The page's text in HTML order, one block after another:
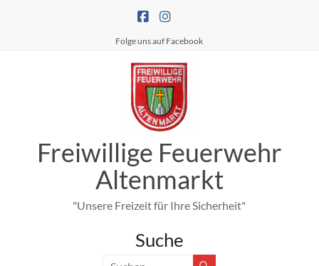
Folge uns auf Facebook
Freiwillige Feuerwehr
Altenmarkt
"Unsere Freizeit für Ihre Sicherheit"
Suche